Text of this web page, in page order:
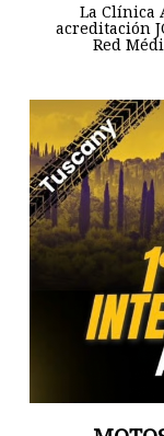
La Clínica
acreditación
Red